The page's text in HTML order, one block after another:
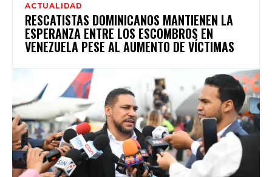
ACTUALIDAD
RESCATISTAS DOMINICANOS MANTIENEN LA
ESPERANZA ENTRE LOS ESCOMBROS EN
VENEZUELA PESE AL AUMENTO DE VÍCTIMAS